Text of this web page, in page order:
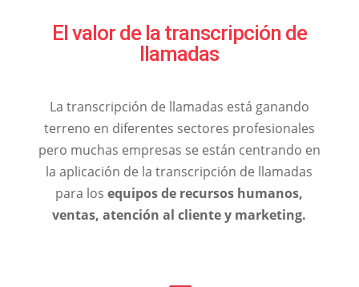
El valor de la transcripción de
llamadas
La transcripción de llamadas está ganando
terreno en diferentes sectores profesionales
pero muchas empresas se están centrando en
la aplicación de la transcripción de llamadas
para losequipos de recursos humanos,
ventas, atención al cliente y marketing.